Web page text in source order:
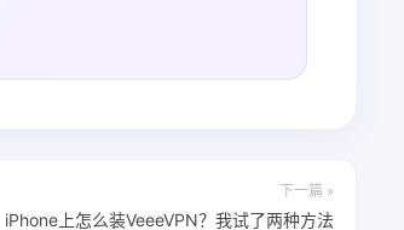
下一篇 »
iPhone上怎么装VeeeVPN？我试了两种方法